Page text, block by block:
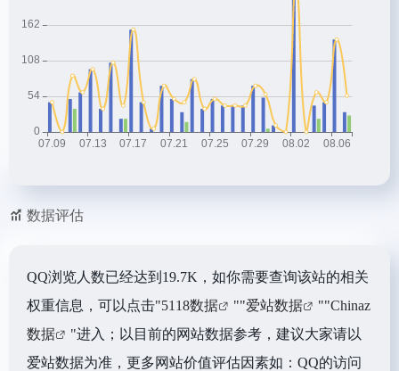
数据评估
QQ浏览人数已经达到19.7K，如你需要查询该站的相关
权重信息，可以点击"5118数据 ""爱站数据 ""Chinaz
数据
"进入；以目前的网站数据参考，建议大家请以
爱站数据为准，更多网站价值评估因素如：QQ的访问